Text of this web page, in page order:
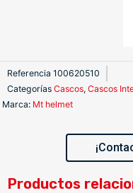
Referencia 100620510
Categorías Cascos, Cascos
Marca: Mt helmet
Productos